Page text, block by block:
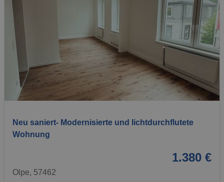
1 / 10
Neu saniert- Modernisierte und lichtdurchflutete
Wohnung
1.380 €
Olpe, 57462